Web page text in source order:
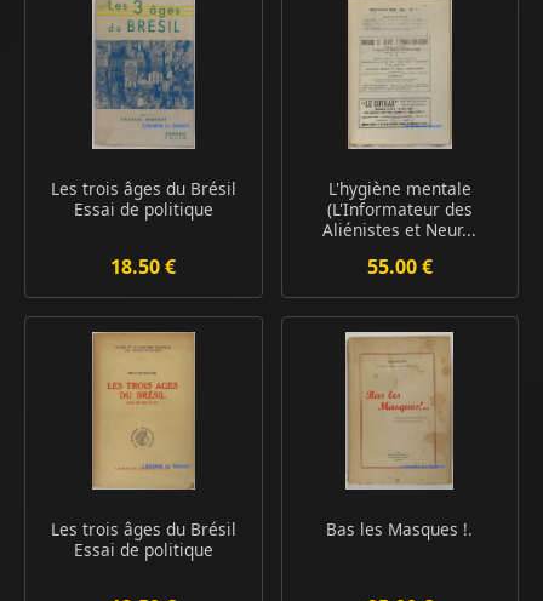
Les trois âges du Brésil
Essai de politique
18.50 €
L'hygiène mentale
(L'Informateur des
Aliénistes et Neur...
55.00 €
Les trois âges du Brésil
Essai de politique
Bas les Masques !.